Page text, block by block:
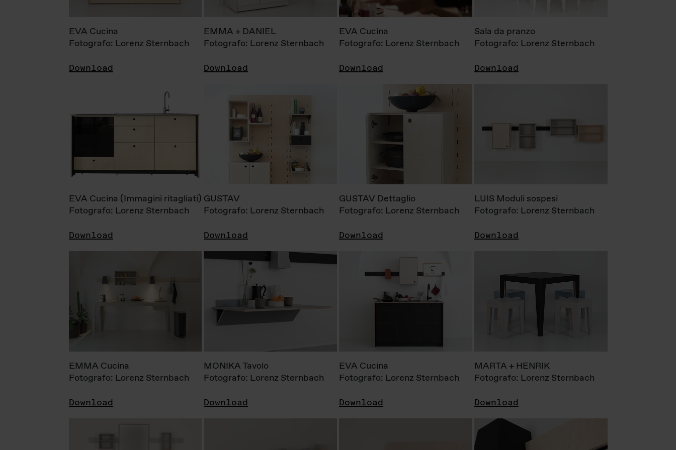
EVA Cucina
Fotografo: Lorenz Sternbach
Download
EMMA + DANIEL
Fotografo: Lorenz Sternbach
Download
EVA Cucina
Fotografo: Lorenz Sternbach
Download
Sala da pranzo
Fotografo: Lorenz Sternbach
Download
EVA Cucina (Immagini ritagliati)
Fotografo: Lorenz Sternbach
Download
GUSTAV
Fotografo: Lorenz Sternbach
Download
GUSTAV Dettaglio
Fotografo: Lorenz Sternbach
Download
LUIS Moduli sospesi
Fotografo: Lorenz Sternbach
Download
EMMA Cucina
Fotografo: Lorenz Sternbach
Download
MONIKA Tavolo
Fotografo: Lorenz Sternbach
Download
EVA Cucina
Fotografo: Lorenz Sternbach
Download
MARTA + HENRIK
Fotografo: Lorenz Sternbach
Download